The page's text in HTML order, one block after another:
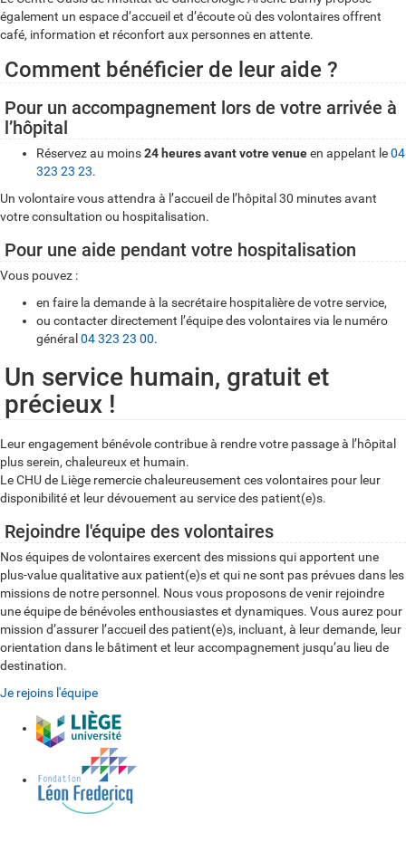
également un espace d’accueil et d’écoute où des volontaires offrent
café, information et réconfort aux personnes en attente.
Comment bénéficier de leur aide ?
Pour un accompagnement lors de votre arrivée à
l’hôpital
Réservez au moins24 heures avant votre venueen appelant le04
323 23 23.
Un volontaire vous attendra à l’accueil de l’hôpital 30 minutes avant
votre consultation ou hospitalisation.
Pour une aide pendant votre hospitalisation
Vous pouvez :
en faire la demande à la secrétaire hospitalière de votre service,
ou contacter directement l’équipe des volontaires via le numéro
général 04 323 23 00.
Un service humain, gratuit et
précieux !
Leur engagement bénévole contribue à rendre votre passage à l’hôpital
plus serein, chaleureux et humain.
Le CHU de Liège remercie chaleureusement ces volontaires pour leur
disponibilité et leur dévouement au service des patient(e)s.
Rejoindre l'équipe des volontaires
Nos équipes de volontaires exercent des missions qui apportent une
plus-value qualitative aux patient(e)s et qui ne sont pas prévues dans les
missions de notre personnel. Nous vous proposons de venir rejoindre
une équipe de bénévoles enthousiastes et dynamiques. Vous aurez pour
mission d’assurer l’accueil des patient(e)s, incluant, à leur demande, leur
orientation dans le bâtiment et leur accompagnement jusqu’au lieu de
destination.
Je rejoins l'équipe